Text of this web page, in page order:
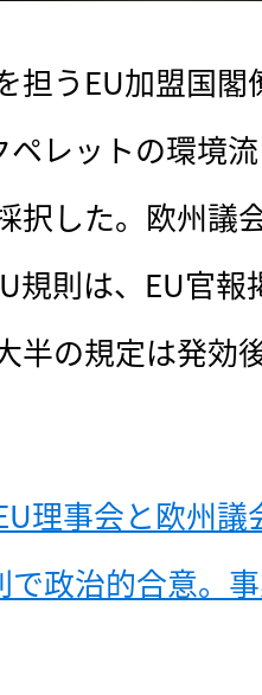
担うEU加盟国閣
ペレットの環境
択した。欧州議
規則は、EU官
半の規定は発効
EU理事会と欧州
で政治的合意。